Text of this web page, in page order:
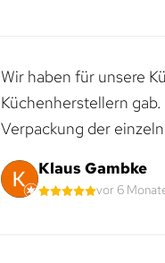
Wir haben für unsere
Küchenherstellern
Verpackung der
Klaus Gambke
vor 6